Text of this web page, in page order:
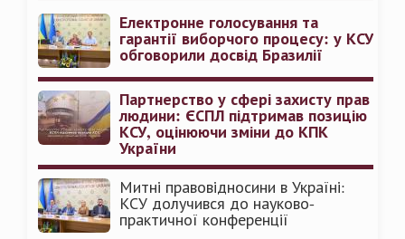
Електронне голосування та
гарантії виборчого процесу: у КСУ
обговорили досвід Бразилії
Партнерство у сфері захисту прав
людини: ЄСПЛ підтримав позицію
КСУ, оцінюючи зміни до КПК
України
Митні правовідносини в Україні:
КСУ долучився до науково-
практичної конференції